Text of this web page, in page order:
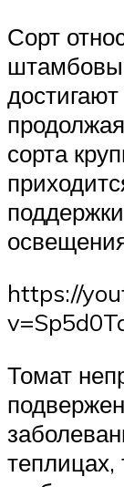
Сорт
сорта
https://
Томат
теплицах,